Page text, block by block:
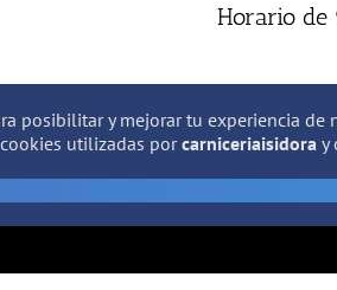
Horario de
posibilitar y mejorar tu experiencia
utilizadas porcarniceriaisidora y